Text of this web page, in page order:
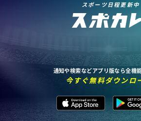
スポーツ日程更新中
通知や検索などアプリ版なら全機
今すぐ無料ダウンロ